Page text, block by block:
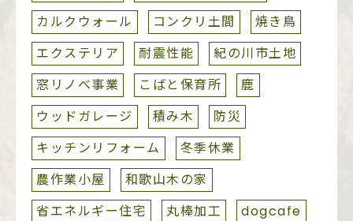
カルクウォール
コンクリ土間
焼き鳥
エクステリア
耐震性能
紀の川市土地
窓リノベ事業
こばと保育所
鹿
ウッドガレージ
積み木
防災
キッチンリフォーム
冬季休業
農作業小屋
和歌山木の家
省エネルギー住宅
丸棒加工
dogcafe